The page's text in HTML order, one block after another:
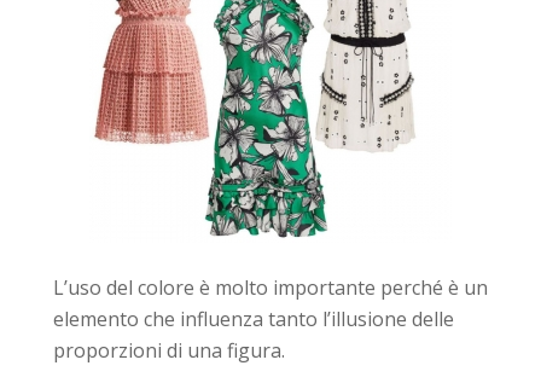
L’uso del colore è molto importante perché è un
elemento che influenza tanto l’illusione delle
proporzioni di una figura.